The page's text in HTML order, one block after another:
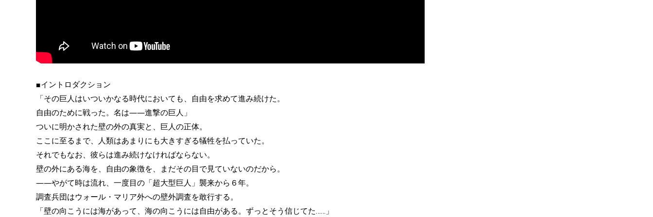
■イントロダクション
「その巨人はいついかなる時代においても、自由を求めて進み続けた。
自由のために戦った。名は――進撃の巨人」
ついに明かされた壁の外の真実と、巨人の正体。
ここに至るまで、人類はあまりにも大きすぎる犠牲を払っていた。
それでもなお、彼らは進み続けなければならない。
壁の外にある海を、自由の象徴を、まだその目で見ていないのだから。
――やがて時は流れ、一度目の「超大型巨人」襲来から６年。
調査兵団はウォール・マリア外への壁外調査を敢行する。
「壁の向こうには海があって、海の向こうには自由がある。ずっとそう信じてた……」